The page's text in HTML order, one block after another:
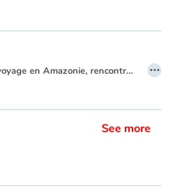
Enzo, parti en voyage en Amazonie, rencontre Enola, une Amérindienne. Il en tombe fou amoureux et décide de tout quitter pour vivre avec elle. …
See more